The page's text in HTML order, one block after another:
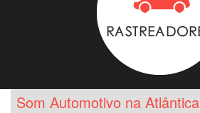
Som Automotivo na Atlântica